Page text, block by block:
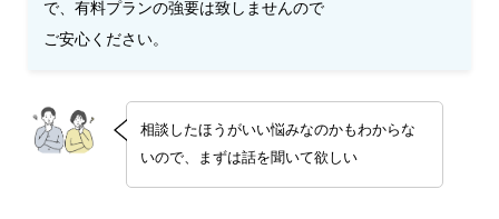
で、有料プランの強要は致しませんので
ご安心ください。
相談したほうがいい悩みなのかもわからな
いので、まずは話を聞いて欲しい